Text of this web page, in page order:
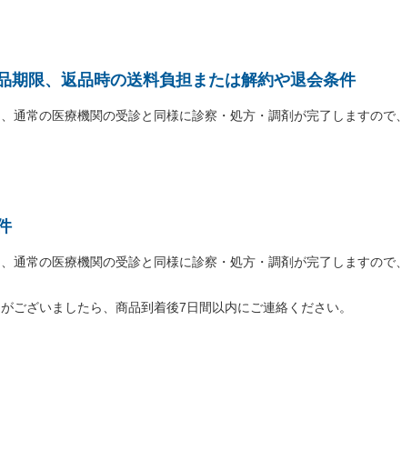
期限、返品時の送料負担または解約や退会条件
通常の医療機関の受診と同様に診察・処方・調剤が完了しますの
通常の医療機関の受診と同様に診察・処方・調剤が完了しますの
ございましたら、商品到着後7日間以内にご連絡ください。